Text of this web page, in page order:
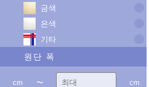
금색
은색
기타
원단 폭
cm 〜 cm